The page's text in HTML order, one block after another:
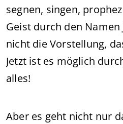
segnen, singen,
Geist durch den
nicht die Vorstellung,
Jetzt ist es möglich
alles!
Aber es geht nicht nur